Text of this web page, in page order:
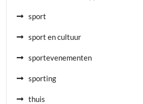
sport
sport en cultuur
sportevenementen
sporting
thuis